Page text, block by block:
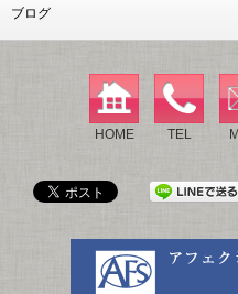
ブログ
HOME TEL